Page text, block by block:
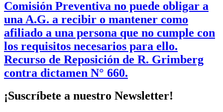
Comisión Preventiva no puede obligar a
una A.G. a recibir o mantener como
afiliado a una persona que no cumple con
los requisitos necesarios para ello.
Recurso de Reposición de R. Grimberg
contra dictamen N° 660.
¡Suscríbete a nuestro Newsletter!